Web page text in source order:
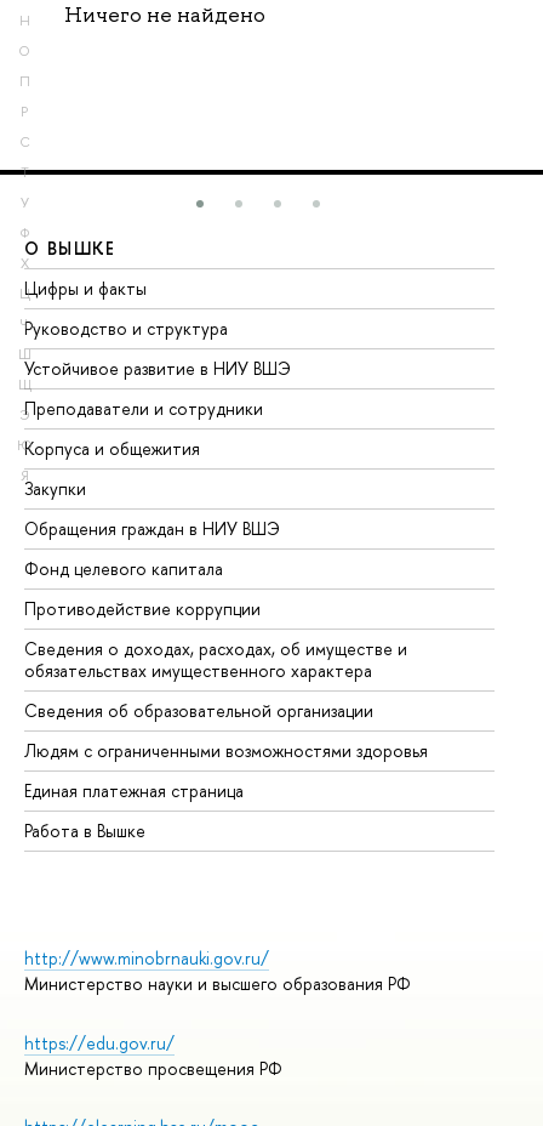
Н
О
П
Р
С
Т
У
Ф
Х
Ц
Ч
Ш
Щ
Э
Ю
Я
Ничего не найдено
О ВЫШКЕ
Цифры и факты
Руководство и структура
Устойчивое развитие в НИУ ВШЭ
Преподаватели и сотрудники
Корпуса и общежития
Закупки
Обращения граждан в НИУ ВШЭ
Фонд целевого капитала
Противодействие коррупции
Сведения о доходах, расходах, об имуществе и
обязательствах имущественного характера
Сведения об образовательной организации
Людям с ограниченными возможностями здоровья
Единая платежная страница
Работа в Вышке
http://www.minobrnauki.gov.ru/
Министерство науки и высшего образования РФ
https://edu.gov.ru/
Министерство просвещения РФ